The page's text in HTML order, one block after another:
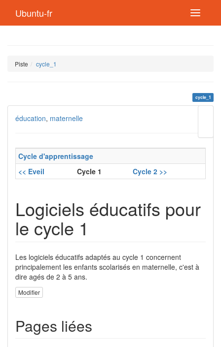
Ubuntu-fr
Piste cycle_1
cycle_1
page
de
éducation, maternelle
Cycle d'apprentissage
<< Eveil
Cycle 1 Cycle 2 >>
Logiciels éducatifs pour
le cycle 1
Les logiciels éducatifs adaptés au cycle 1 concernent
principalement les enfants scolarisés en maternelle, c'est à
dire agés de 2 à 5 ans.
Modifier
Pages liées